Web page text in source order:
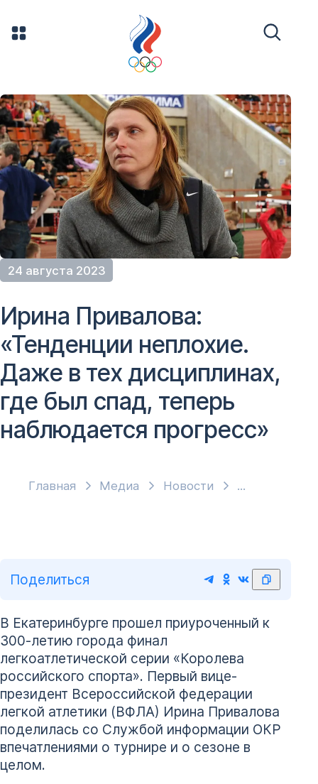
24 августа 2023
Главная Медиа Новости
Ирина Привалова:
«Тенденции неплохие.
Даже в тех дисциплинах,
где был спад, теперь
наблюдается прогресс»
Поделиться
В Екатеринбурге прошел приуроченный к
300-летию города финал
легкоатлетической серии «Королева
российского спорта». Первый вице-
президент Всероссийской федерации
легкой атлетики (ВФЛА) Ирина Привалова
поделилась со Службой информации ОКР
впечатлениями о турнире и о сезоне в
целом.